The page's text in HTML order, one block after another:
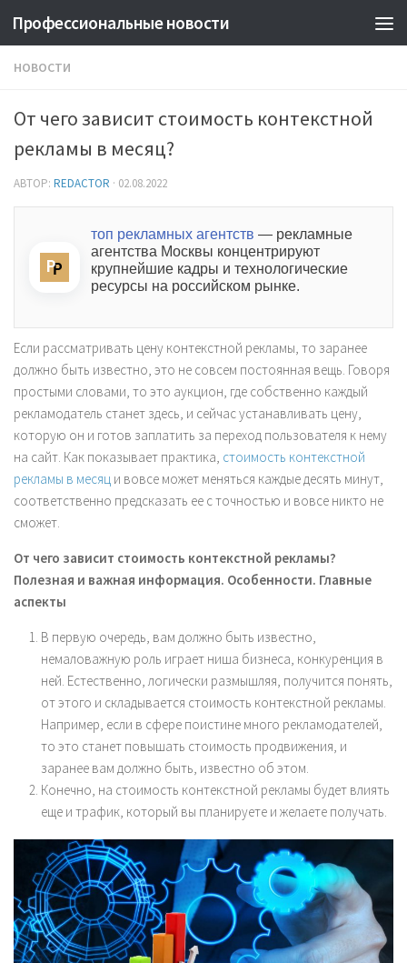
Профессиональные новости
НОВОСТИ
От чего зависит стоимость контекстной
рекламы в месяц?
АВТОР: REDACTOR · 02.08.2022
топ рекламных агентств — рекламные
агентства Москвы концентрируют
крупнейшие кадры и технологические
ресурсы на российском рынке.
Если рассматривать цену контекстной рекламы, то заранее
должно быть известно, это не совсем постоянная вещь. Говоря
простыми словами, то это аукцион, где собственно каждый
рекламодатель станет здесь, и сейчас устанавливать цену,
которую он и готов заплатить за переход пользователя к нему
на сайт. Как показывает практика, стоимость контекстной
рекламы в месяц и вовсе может меняться каждые десять минут,
соответственно предсказать ее с точностью и вовсе никто не
сможет.
От чего зависит стоимость контекстной рекламы?
Полезная и важная информация. Особенности. Главные
аспекты
В первую очередь, вам должно быть известно,
немаловажную роль играет ниша бизнеса, конкуренция в
ней. Естественно, логически размышляя, получится понять,
от этого и складывается стоимость контекстной рекламы.
Например, если в сфере поистине много рекламодателей,
то это станет повышать стоимость продвижения, и
заранее вам должно быть, известно об этом.
Конечно, на стоимость контекстной рекламы будет влиять
еще и трафик, который вы планируете и желаете получать.